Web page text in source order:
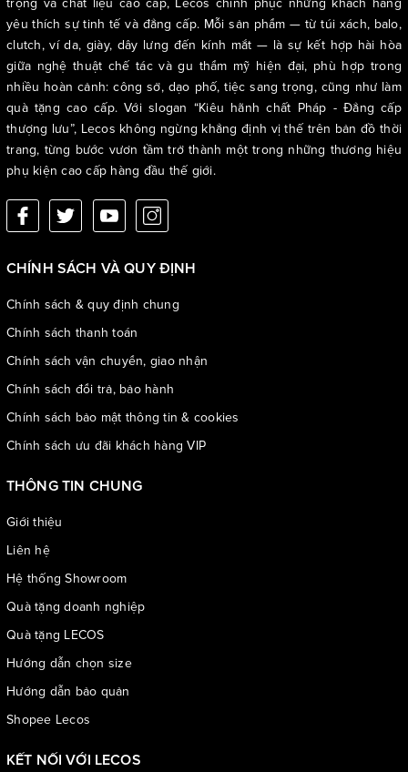
Màu Đen – Quyền lực, cá tính, dễ phối với mọi phong cách từ
công sở đến dạo phố
trọng và chất liệu cao cấp, Lecos chinh phục những khách hàng
yêu thích sự tinh tế và đẳng cấp. Mỗi sản phẩm — từ túi xách, balo,
clutch, ví da, giày, dây lưng đến kính mắt — là sự kết hợp hài hòa
giữa nghệ thuật chế tác và gu thẩm mỹ hiện đại, phù hợp trong
nhiều hoàn cảnh: công sở, dạo phố, tiệc sang trọng, cũng như làm
quà tặng cao cấp. Với slogan “Kiêu hãnh chất Pháp - Đẳng cấp
thượng lưu”, Lecos không ngừng khẳng định vị thế trên bản đồ thời
trang, từng bước vươn tầm trở thành một trong những thương hiệu
phụ kiện cao cấp hàng đầu thế giới.
CHÍNH SÁCH VÀ QUY ĐỊNH
Chính sách & quy định chung
Chính sách thanh toán
Chính sách vận chuyển, giao nhận
Chính sách đổi trả, bảo hành
Chính sách bảo mật thông tin & cookies
Chính sách ưu đãi khách hàng VIP
THÔNG TIN CHUNG
Giới thiệu
Liên hệ
Hệ thống Showroom
Quà tặng doanh nghiệp
Quà tặng LECOS
Hướng dẫn chọn size
Hướng dẫn bảo quản
Shopee Lecos
KẾT NỐI VỚI LECOS